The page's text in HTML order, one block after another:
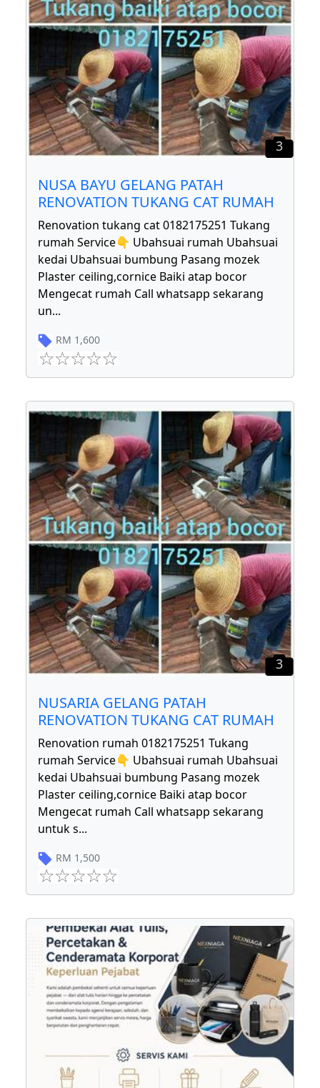
3
NUSA BAYU GELANG PATAH
RENOVATION TUKANG CAT RUMAH
Renovation tukang cat 0182175251 Tukang
rumah Service👇 Ubahsuai rumah Ubahsuai
kedai Ubahsuai bumbung Pasang mozek
Plaster ceiling,cornice Baiki atap bocor
Mengecat rumah Call whatsapp sekarang
un...
RM 1,600
3
NUSARIA GELANG PATAH
RENOVATION TUKANG CAT RUMAH
Renovation rumah 0182175251 Tukang
rumah Service👇 Ubahsuai rumah Ubahsuai
kedai Ubahsuai bumbung Pasang mozek
Plaster ceiling,cornice Baiki atap bocor
Mengecat rumah Call whatsapp sekarang
untuk s...
RM 1,500